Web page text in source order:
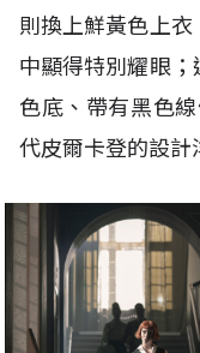
則換上鮮黃色上
中顯得特別耀眼
色底、帶有黑色
代皮爾卡登的設計